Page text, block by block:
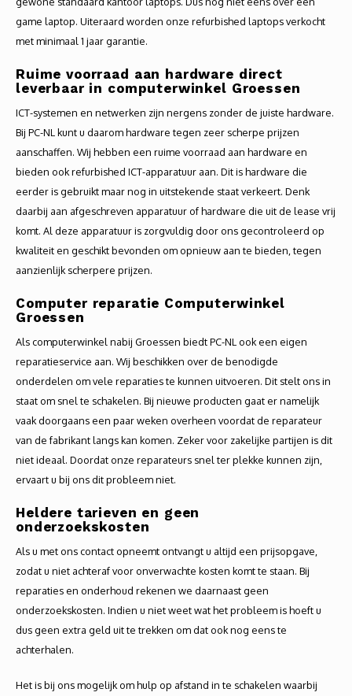
game laptop. Uiteraard worden onze refurbished laptops verkocht
met minimaal 1 jaar garantie.
Ruime voorraad aan hardware direct
leverbaar in computerwinkel Groessen
ICT-systemen en netwerken zijn nergens zonder de juiste hardware.
Bij PC-NL kunt u daarom hardware tegen zeer scherpe prijzen
aanschaffen. Wij hebben een ruime voorraad aan hardware en
bieden ook refurbished ICT-apparatuur aan. Dit is hardware die
eerder is gebruikt maar nog in uitstekende staat verkeert. Denk
daarbij aan afgeschreven apparatuur of hardware die uit de lease vrij
komt. Al deze apparatuur is zorgvuldig door ons gecontroleerd op
kwaliteit en geschikt bevonden om opnieuw aan te bieden, tegen
aanzienlijk scherpere prijzen.
Computer reparatie Computerwinkel
Groessen
Als computerwinkel nabij Groessen biedt PC-NL ook een eigen
reparatieservice aan. Wij beschikken over de benodigde
onderdelen om vele reparaties te kunnen uitvoeren. Dit stelt ons in
staat om snel te schakelen. Bij nieuwe producten gaat er namelijk
vaak doorgaans een paar weken overheen voordat de reparateur
van de fabrikant langs kan komen. Zeker voor zakelijke partijen is dit
niet ideaal. Doordat onze reparateurs snel ter plekke kunnen zijn,
ervaart u bij ons dit probleem niet.
Heldere tarieven en geen
onderzoekskosten
Als u met ons contact opneemt ontvangt u altijd een prijsopgave,
zodat u niet achteraf voor onverwachte kosten komt te staan. Bij
reparaties en onderhoud rekenen we daarnaast geen
onderzoekskosten. Indien u niet weet wat het probleem is hoeft u
dus geen extra geld uit te trekken om dat ook nog eens te
achterhalen.
Het is bij ons mogelijk om hulp op afstand in te schakelen waarbij